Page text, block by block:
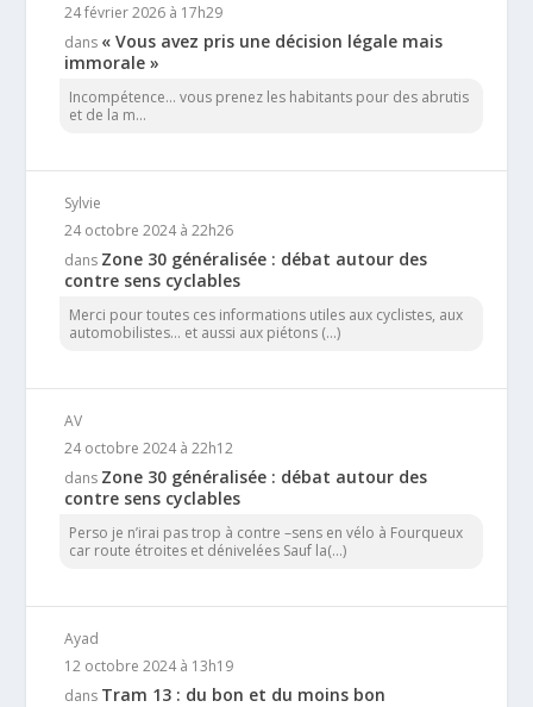
24 février 2026 à 17h29
dans « Vous avez pris une décision légale mais
immorale »
Incompétence… vous prenez les habitants pour des abrutis
et de la m...
Sylvie
24 octobre 2024 à 22h26
dans Zone 30 généralisée : débat autour des
contre sens cyclables
Merci pour toutes ces informations utiles aux cyclistes, aux
automobilistes... et aussi aux piétons (...)
AV
24 octobre 2024 à 22h12
dans Zone 30 généralisée : débat autour des
contre sens cyclables
Perso je n’irai pas trop à contre –sens en vélo à Fourqueux
car route étroites et dénivelées Sauf la(...)
Ayad
12 octobre 2024 à 13h19
dans Tram 13 : du bon et du moins bon